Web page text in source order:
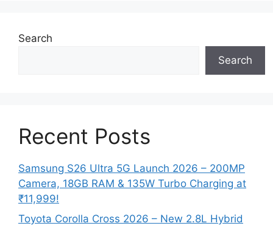
Search
Search
Recent Posts
Samsung S26 Ultra 5G Launch 2026 – 200MP
Camera, 18GB RAM & 135W Turbo Charging at
₹11,999!
Toyota Corolla Cross 2026 – New 2.8L Hybrid